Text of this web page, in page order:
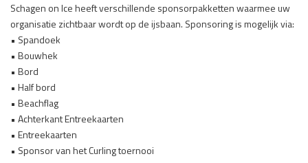
Schagen on Ice heeft verschillende sponsorpakketten waarmee uw
organisatie zichtbaar wordt op de ijsbaan. Sponsoring is mogelijk via:
• Spandoek
• Bouwhek
• Bord
• Half bord
• Beachflag
• Achterkant Entreekaarten
• Entreekaarten
• Sponsor van het Curling toernooi